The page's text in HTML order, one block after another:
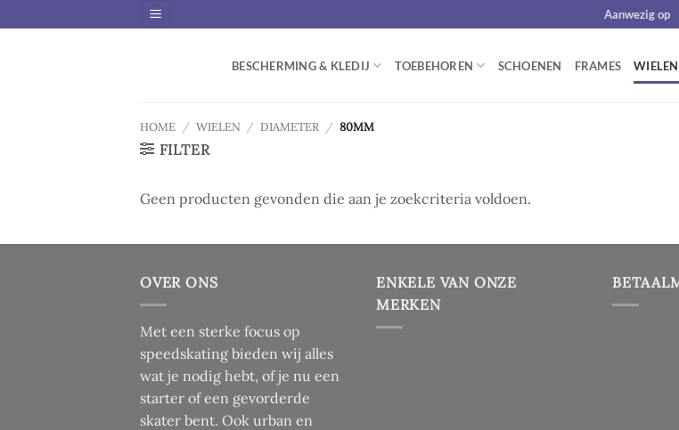
to
Aanwezig op
BESCHERMING & KLEDIJ TOEBEHOREN SCHOENEN FRAMES WIELEN
HOME / WIELEN / DIAMETER / 80MM
FILTER
Geen producten gevonden die aan je zoekcriteria voldoen.
OVER ONS
Met een sterke focus op
speedskating bieden wij alles
wat je nodig hebt, of je nu een
starter of een gevorderde
skater bent. Ook urban en
ENKELE VAN ONZE
MERKEN